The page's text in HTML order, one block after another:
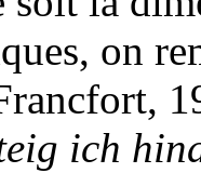
on
ich